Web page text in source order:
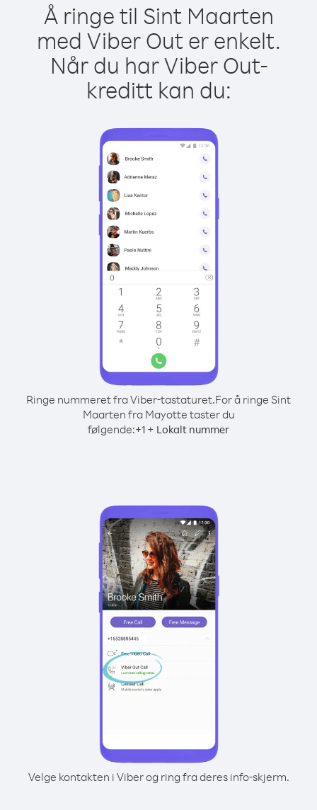
Å ringe til Sint Maarten
med Viber Out er enkelt.
Når du har Viber Out-
kreditt kan du:
Ringe nummeret fra Viber-tastaturet.For å ringe Sint
Maarten fra Mayotte taster du
følgende:+1 + Lokalt nummer
Velge kontakten i Viber og ring fra deres info-skjerm.